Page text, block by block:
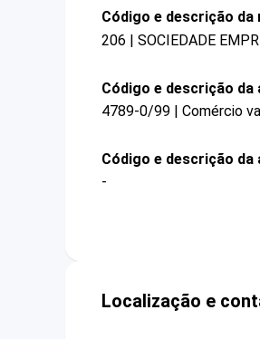
Código e descrição
206 | SOCIEDADE
Código e descrição
4789-0/99 | Comércio
Código e descrição
-
Localização e